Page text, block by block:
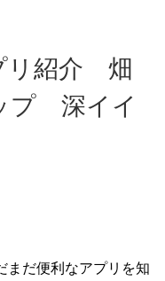
リ紹介 畑
プ 深イイ
まだ便利なアプリを知